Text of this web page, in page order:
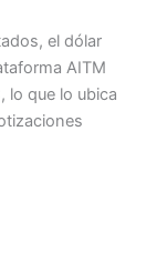
el dólar
AITM
lo que lo ubica